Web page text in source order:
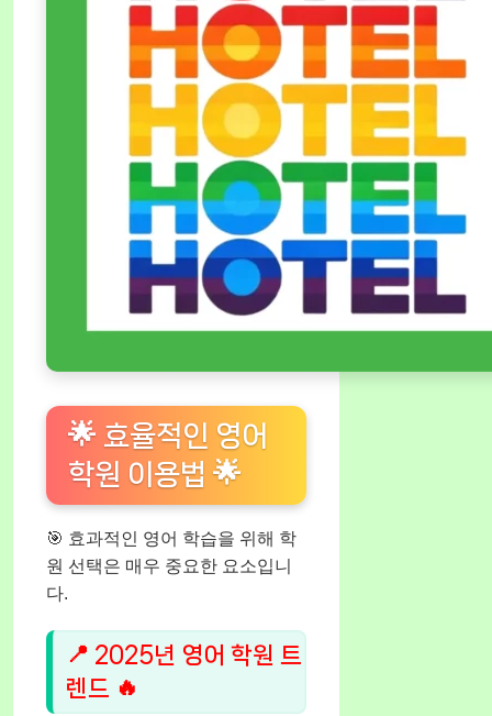
🌟 효율적인 영어
학원 이용법 🌟
🎯 효과적인 영어 학습을 위해 학
원 선택은 매우 중요한 요소입니
다.
📍 2025년 영어 학원 트
렌드 🔥